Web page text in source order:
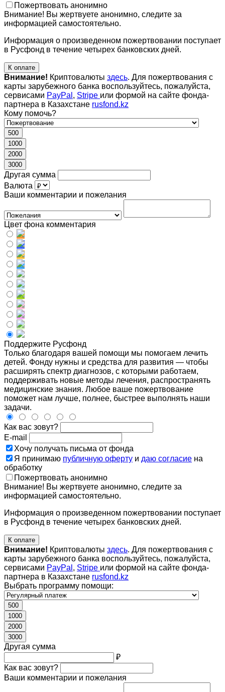
Пожертвовать анонимно
Внимание! Вы жертвуете анонимно, следите за
информацией самостоятельно.
Информация о произведенном пожертвовании поступает
в Русфонд в течение четырех банковских дней.
К оплате
Внимание! Криптовалюты здесь. Для пожертвования с
карты зарубежного банка воспользуйтесь, пожалуйста,
сервисами PayPal , Stripe или формой на сайте фонда-
партнера в Казахстане rusfond.kz
Кому помочь?
500
1000
2000
3000
Другая сумма
Валюта
Ваши комментарии и пожелания
Цвет фона комментария
Поддержите Русфонд
Только благодаря вашей помощи мы помогаем лечить
детей. Фонду нужны и средства для развития — чтобы
расширять спектр диагнозов, с которыми работаем,
поддерживать новые методы лечения, распространять
медицинские знания. Любое ваше пожертвование
поможет нам лучше, полнее, быстрее выполнять наши
задачи.
Как вас зовут?
E-mail
Хочу получать письма от фонда
Я принимаю публичную оферту и даю согласие на
обработку
Пожертвовать анонимно
Внимание! Вы жертвуете анонимно, следите за
информацией самостоятельно.
Информация о произведенном пожертвовании поступает
в Русфонд в течение четырех банковских дней.
К оплате
Внимание! Криптовалюты здесь. Для пожертвования с
карты зарубежного банка воспользуйтесь, пожалуйста,
сервисами PayPal , Stripe или формой на сайте фонда-
партнера в Казахстане rusfond.kz
Выбрать программу помощи:
500
1000
2000
3000
Другая сумма
₽
Как вас зовут?
Ваши комментарии и пожелания